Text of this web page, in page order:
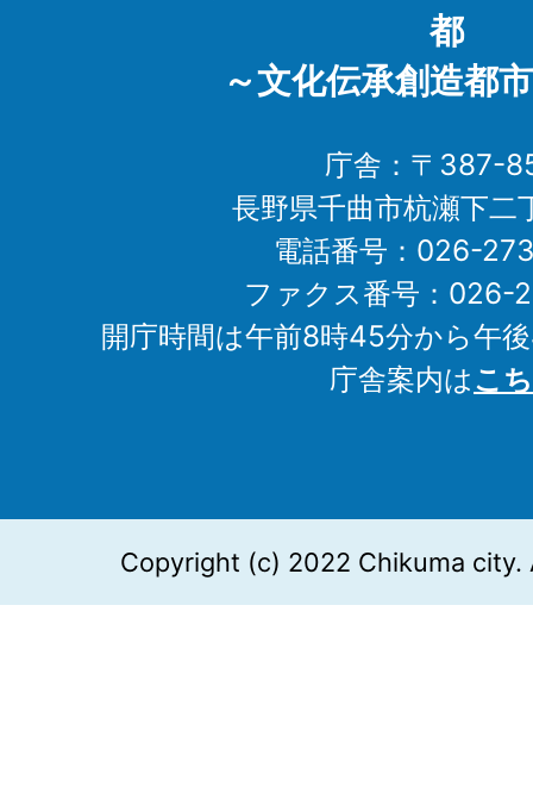
都
～文化伝承創造都
庁舎：〒387-
長野県千曲市杭瀬下二
電話番号：026-
ファクス番号：026-
開庁時間は午前8時45分から午
庁舎案内はこ
Copyright (c) 2022 Chikuma city.